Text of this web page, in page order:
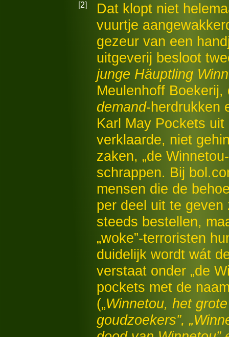
[2]
Dat klopt niet
vuurtje
gezeur van een
uitgeverij besloot
junge Häuptling
Meulenhoff
demand-herdrukken
Karl May Pockets uit
verklaarde, niet
zaken, „de
schrappen. Bij
mensen die de
per deel uit te
steeds bestellen,
„woke”-terroristen
duidelijk wordt wát
verstaat onder „de
pockets met de
(„Winnetou, het
goudzoekers”, „